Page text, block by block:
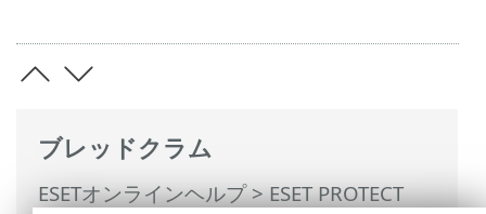
ブレッドクラム
ESETオンラインヘルプ>ESET PROTECT